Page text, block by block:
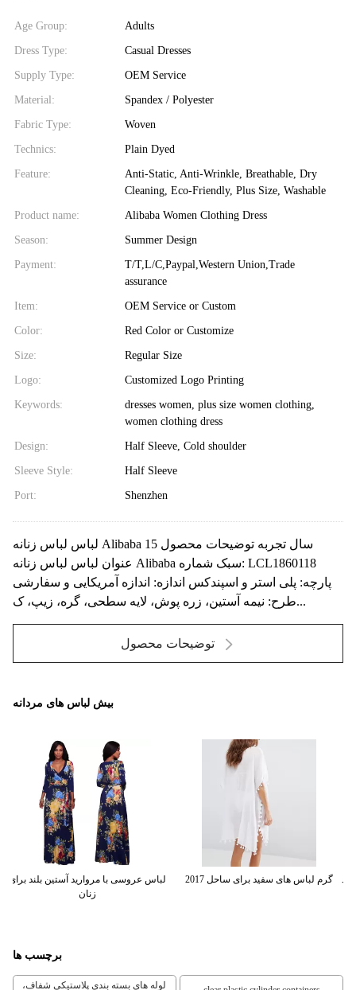
Age Group: Adults
Dress Type: Casual Dresses
Supply Type: OEM Service
Material: Spandex / Polyester
Fabric Type: Woven
Technics: Plain Dyed
Feature:
Anti-Static, Anti-Wrinkle, Breathable, Dry
Cleaning, Eco-Friendly, Plus Size, Washable
Product name: Alibaba Women Clothing Dress
Season: Summer Design
Payment:
T/T,L/C,Paypal,Western Union,Trade
assurance
Item: OEM Service or Custom
Color: Red Color or Customize
Size: Regular Size
Logo: Customized Logo Printing
Keywords:
dresses women, plus size women clothing,
women clothing dress
Design: Half Sleeve, Cold shoulder
Sleeve Style: Half Sleeve
Port: Shenzhen
لباس لباس زنانه Alibaba 15 سال تجربه توضیحات محصول
عنوان لباس لباس زنانه Alibaba سبک شماره: LCL1860118
پارچه: پلی استر و اسپندکس اندازه: اندازه آمریکایی و سفارشی
طرح: نیمه آستین، زره پوش، لایه سطحی، گره، زیپ، ک...
توضیحات محصول
بیش لباس های مردانه
داغ فروش سواحل را پوشش می دهد V-
لباس جدید کت و شلوار سفید بانوی سفید
برچسب ها
لوله های بسته بندی پلاستیکی شفاف،